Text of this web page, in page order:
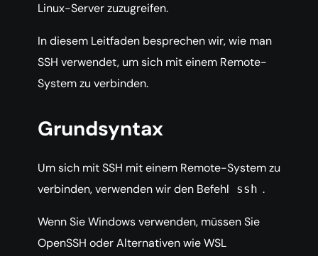
Linux-Server zuzugreifen.
In diesem Leitfaden besprechen wir, wie man
SSH verwendet, um sich mit einem Remote-
System zu verbinden.
Grundsyntax
Um sich mit SSH mit einem Remote-System zu
verbinden, verwenden wir den Befehl
ssh .
Wenn Sie Windows verwenden, müssen Sie
OpenSSH oder Alternativen wie WSL